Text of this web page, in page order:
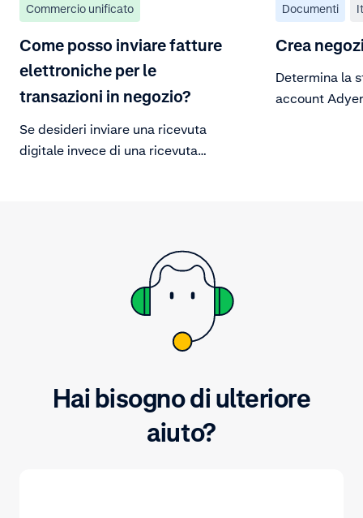
Commercio unificato
Come posso inviare fatture
elettroniche per le
transazioni in negozio?
Se desideri inviare una ricevuta
digitale invece di una ricevuta
Documenti
Crea
Determina la
account
Hai bisogno di ulteriore
aiuto?